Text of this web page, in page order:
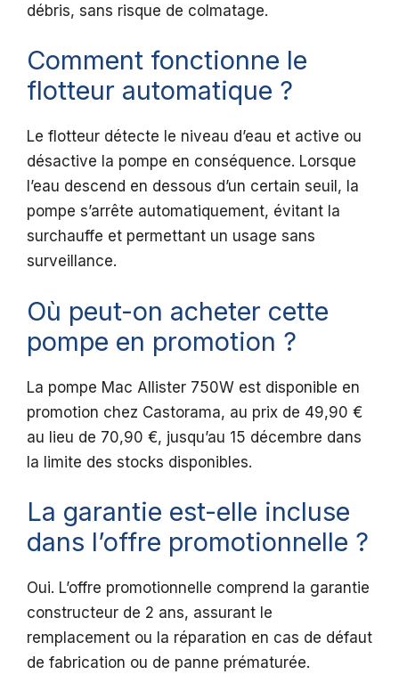
débris, sans risque de colmatage.
Comment fonctionne le
flotteur automatique ?
Le flotteur détecte le niveau d’eau et active ou
désactive la pompe en conséquence. Lorsque
l’eau descend en dessous d’un certain seuil, la
pompe s’arrête automatiquement, évitant la
surchauffe et permettant un usage sans
surveillance.
Où peut-on acheter cette
pompe en promotion ?
La pompe Mac Allister 750W est disponible en
promotion chez Castorama, au prix de 49,90 €
au lieu de 70,90 €, jusqu’au 15 décembre dans
la limite des stocks disponibles.
La garantie est-elle incluse
dans l’offre promotionnelle ?
Oui. L’offre promotionnelle comprend la garantie
constructeur de 2 ans, assurant le
remplacement ou la réparation en cas de défaut
de fabrication ou de panne prématurée.